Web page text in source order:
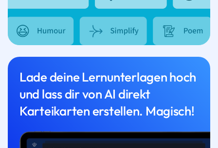
Lade deine Lernunterlagen hoch
und lass dir von AI direkt
Karteikarten erstellen. Magisch!